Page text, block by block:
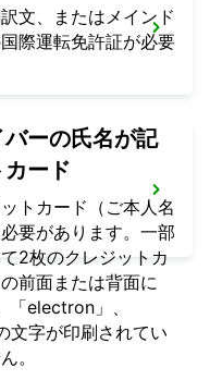
文、またはメインド
際運転免許証が必要
ーの氏名が記
ード
トカード（ご本人名
要があります。一部
2枚のクレジットカ
前面または背面に
electron」、
文字が印刷されてい
。